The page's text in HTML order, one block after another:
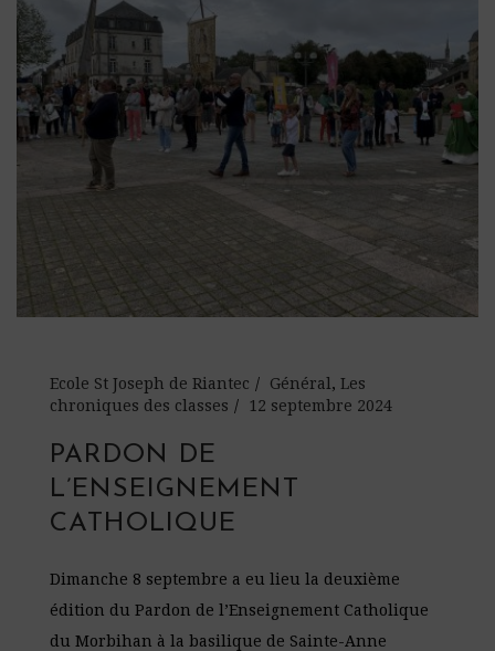
Ecole St Joseph de Riantec Général , Les
chroniques des classes
12 septembre 2024
PARDON DE
L’ENSEIGNEMENT
CATHOLIQUE
Dimanche 8 septembre a eu lieu la deuxième
édition du Pardon de l’Enseignement Catholique
du Morbihan à la basilique de Sainte-Anne